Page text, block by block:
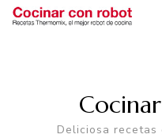
Deliciosa recetas